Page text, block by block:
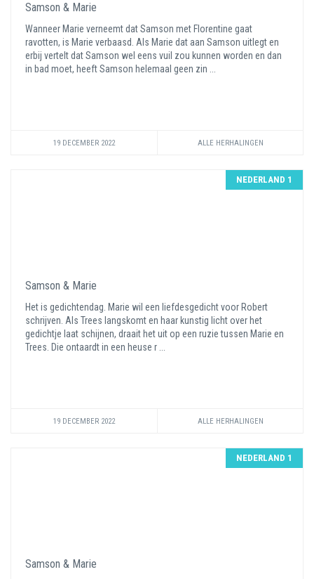
Samson & Marie
Wanneer Marie verneemt dat Samson met Florentine gaat
ravotten, is Marie verbaasd. Als Marie dat aan Samson uitlegt en
erbij vertelt dat Samson wel eens vuil zou kunnen worden en dan
in bad moet, heeft Samson helemaal geen zin ...
19 DECEMBER 2022 ALLE HERHALINGEN
NEDERLAND 1
Samson & Marie
Het is gedichtendag. Marie wil een liefdesgedicht voor Robert
schrijven. Als Trees langskomt en haar kunstig licht over het
gedichtje laat schijnen, draait het uit op een ruzie tussen Marie en
Trees. Die ontaardt in een heuse r ...
19 DECEMBER 2022 ALLE HERHALINGEN
NEDERLAND 1
Samson & Marie